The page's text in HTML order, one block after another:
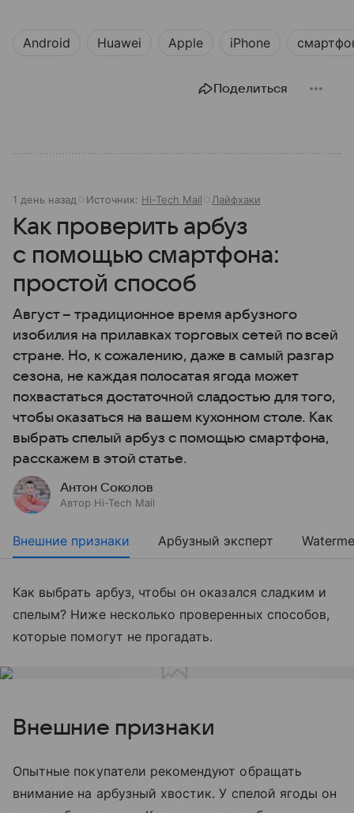
Android Huawei Apple iPhone
Поделиться
1 день назад Источник: Hi-Tech Mail Лайфхаки
Как проверить арбуз
с помощью смартфона:
простой способ
Август – традиционное время арбузного
изобилия на прилавках торговых сетей по всей
стране. Но, к сожалению, даже в самый разгар
сезона, не каждая полосатая ягода может
похвастаться достаточной сладостью для того,
чтобы оказаться на вашем кухонном столе. Как
выбрать спелый арбуз с помощью смартфона,
расскажем в этой статье.
Антон Соколов
Автор Hi-Tech Mail
Внешние признаки Арбузный эксперт
Как выбрать арбуз, чтобы он оказался сладким и
спелым? Ниже несколько проверенных способов,
которые помогут не прогадать.
Внешние признаки
Опытные покупатели рекомендуют обращать
внимание на арбузный хвостик. У спелой ягоды он